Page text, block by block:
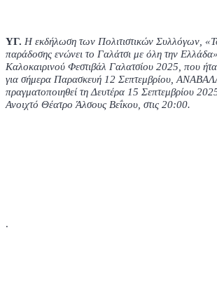
YΓ. Η εκδήλωση των Πολιτιστικών Συλλόγων,
παράδοσης ενώνει το Γαλάτσι με όλη την
Καλοκαιρινού Φεστιβάλ Γαλατσίου 2025, που
για σήμερα Παρασκευή 12 Σεπτεμβρίου,
πραγματοποιηθεί τη Δευτέρα 15 Σεπτεμβρίου
Ανοιχτό Θέατρο Άλσους Βεΐκου, στις 20:00.
.